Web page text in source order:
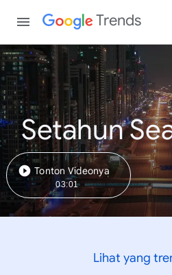
Trends
Setahun
Tonton Videonya
03:01
Lihat yang